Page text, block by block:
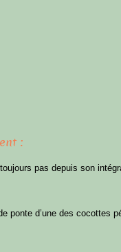
:
pas depuis son
ponte d’une des cocottes